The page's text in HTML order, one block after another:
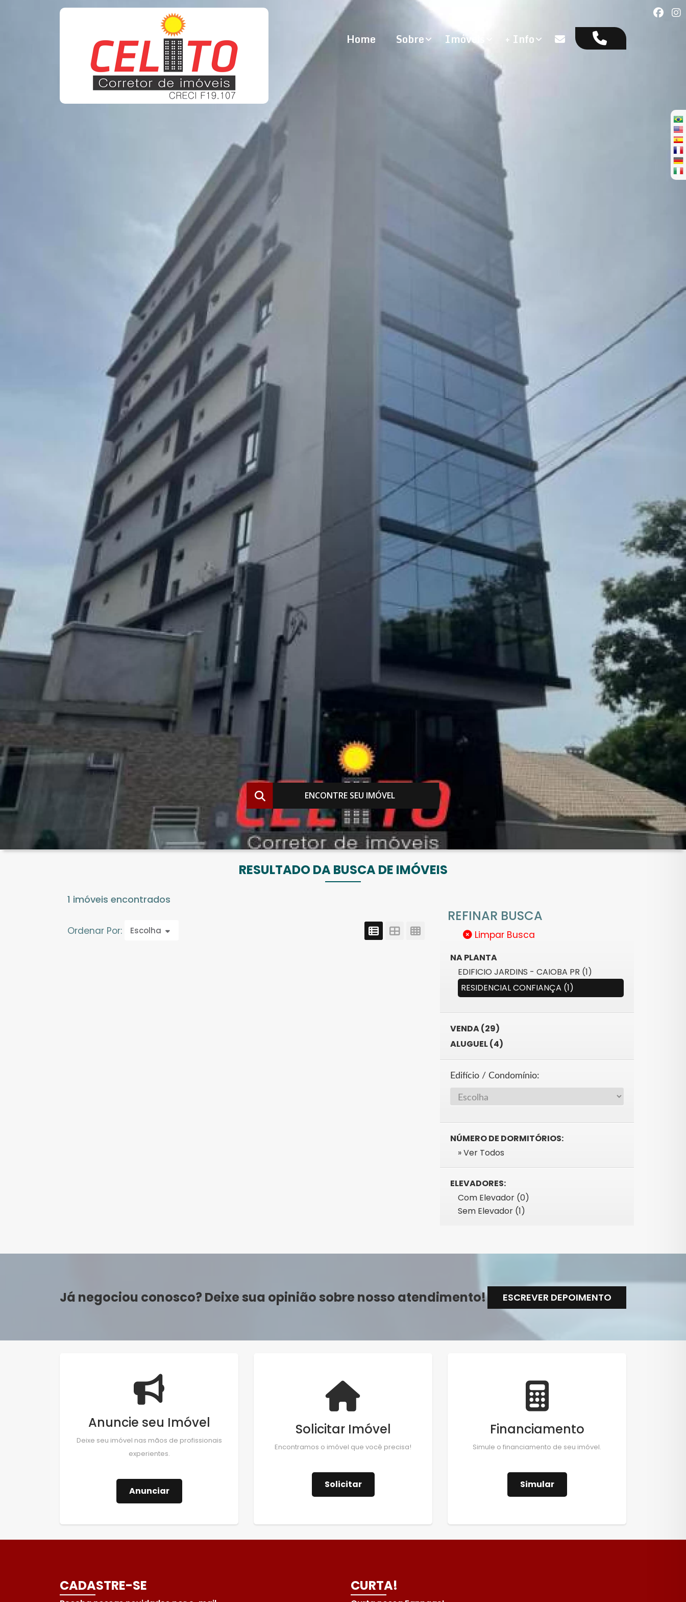
Home Sobre Imóveis + Info
ENCONTRE SEU IMÓVEL
RESULTADO DA BUSCA DE IMÓVEIS
1 imóveis encontrados
Ordenar Por: Escolha
REFINAR BUSCA
Limpar Busca
NA PLANTA
EDIFICIO JARDINS - CAIOBA PR (1)
RESIDENCIAL CONFIANÇA (1)
VENDA (29)
ALUGUEL (4)
Edifício / Condomínio:
NÚMERO DE DORMITÓRIOS:
» Ver Todos
ELEVADORES:
Com Elevador (0)
Sem Elevador (1)
Já negociou conosco? Deixe sua opinião sobre nosso atendimento! ESCREVER DEPOIMENTO
Anuncie seu Imóvel
Deixe seu imóvel nas mãos de profissionais
experientes.
Anunciar
Solicitar Imóvel
Encontramos o imóvel que você precisa!
Solicitar
Financiamento
Simule o financiamento de seu imóvel.
Simular
CADASTRE-SE CURTA!